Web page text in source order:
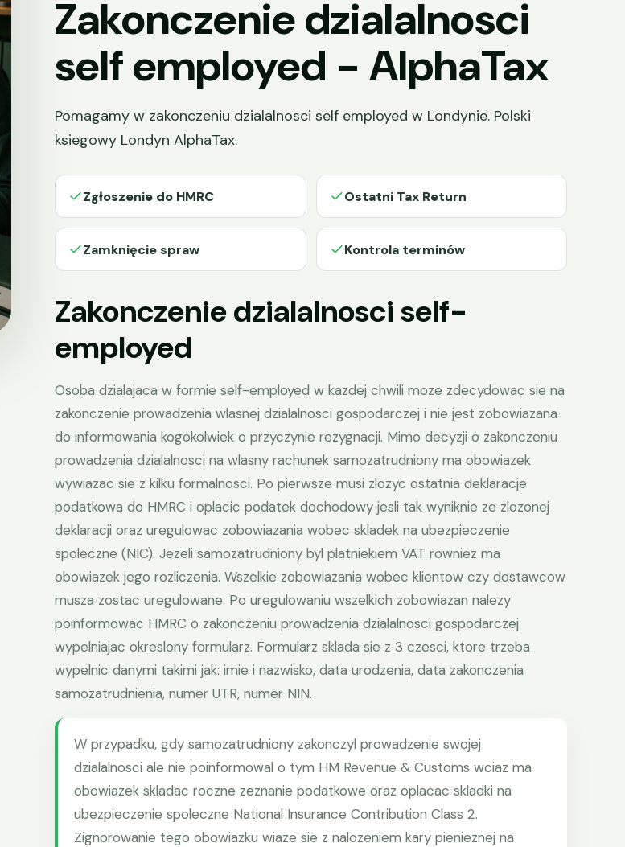
Zakonczenie dzialalnosci
self employed - AlphaTax
Pomagamy w zakonczeniu dzialalnosci self employed w Londynie. Polski
ksiegowy Londyn AlphaTax.
Zgłoszenie do HMRC Ostatni Tax Return
Zamknięcie spraw Kontrola terminów
Zakonczenie dzialalnosci self-
employed
Osoba dzialajaca w formie self-employed w kazdej chwili moze zdecydowac sie na
zakonczenie prowadzenia wlasnej dzialalnosci gospodarczej i nie jest zobowiazana
do informowania kogokolwiek o przyczynie rezygnacji. Mimo decyzji o zakonczeniu
prowadzenia dzialalnosci na wlasny rachunek samozatrudniony ma obowiazek
wywiazac sie z kilku formalnosci. Po pierwsze musi zlozyc ostatnia deklaracje
podatkowa do HMRC i oplacic podatek dochodowy jesli tak wyniknie ze zlozonej
deklaracji oraz uregulowac zobowiazania wobec skladek na ubezpieczenie
spoleczne (NIC). Jezeli samozatrudniony byl platniekiem VAT rowniez ma
obowiazek jego rozliczenia. Wszelkie zobowiazania wobec klientow czy dostawcow
musza zostac uregulowane. Po uregulowaniu wszelkich zobowiazan nalezy
poinformowac HMRC o zakonczeniu prowadzenia dzialalnosci gospodarczej
wypelniajac okreslony formularz. Formularz sklada sie z 3 czesci, ktore trzeba
wypelnic danymi takimi jak: imie i nazwisko, data urodzenia, data zakonczenia
samozatrudnienia, numer UTR, numer NIN.
W przypadku, gdy samozatrudniony zakonczyl prowadzenie swojej
dzialalnosci ale nie poinformowal o tym HM Revenue & Customs wciaz ma
obowiazek skladac roczne zeznanie podatkowe oraz oplacac skladki na
ubezpieczenie spoleczne National Insurance Contribution Class 2.
Zignorowanie tego obowiazku wiaze sie z nalozeniem kary pienieznej na